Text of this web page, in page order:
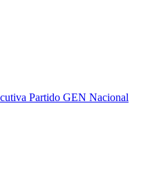
Partido GEN Nacional